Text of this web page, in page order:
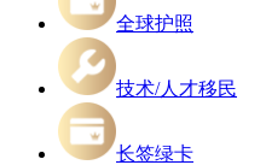
全球护照
技术/人才移民
长签绿卡